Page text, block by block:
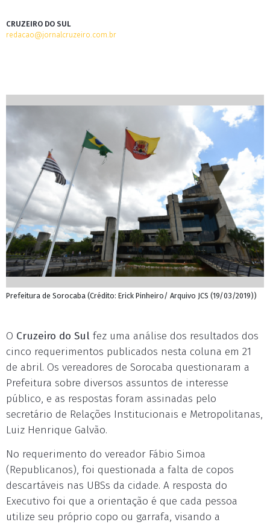
CRUZEIRO DO SUL
redacao@jornalcruzeiro.com.br
Prefeitura de Sorocaba (Crédito: Erick Pinheiro/ Arquivo JCS (19/03/2019))
O Cruzeiro do Sul fez uma análise dos resultados dos
cinco requerimentos publicados nesta coluna em 21
de abril. Os vereadores de Sorocaba questionaram a
Prefeitura sobre diversos assuntos de interesse
público, e as respostas foram assinadas pelo
secretário de Relações Institucionais e Metropolitanas,
Luiz Henrique Galvão.
No requerimento do vereador Fábio Simoa
(Republicanos), foi questionada a falta de copos
descartáveis nas UBSs da cidade. A resposta do
Executivo foi que a orientação é que cada pessoa
utilize seu próprio copo ou garrafa, visando a